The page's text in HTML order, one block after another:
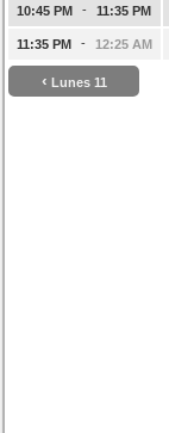
10:45 PM - 11:35 PM
11:35 PM - 12:25 AM
‹ Lunes 11